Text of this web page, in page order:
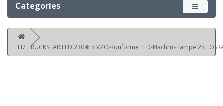
Categories Menü
H7 TRUCKSTAR LED 230% StVZO-Konforme LED-Nachrüstlampe 2St.